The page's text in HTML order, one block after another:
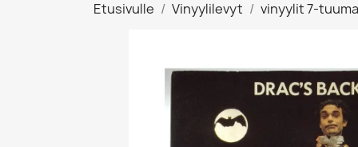
Etusivulle Vinyylilevyt vinyylit 7-